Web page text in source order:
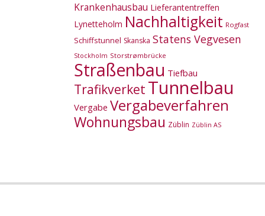
Krankenhausbau Lieferantentreffen
Lynetteholm Nachhaltigkeit Rogfast
Schiffstunnel Skanska Statens Vegvesen
Stockholm Storstrømbrücke
Straßenbau Tiefbau
Trafikverket Tunnelbau
Vergabe Vergabeverfahren
Wohnungsbau Züblin Züblin AS